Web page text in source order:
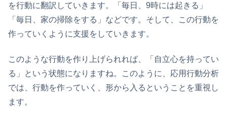
を行動に翻訳していきます。「毎日、9時には起きる」
「毎日、家の掃除をする」などです。そして、この行動を
作っていくように支援をしていきます。
このような行動を作り上げられれば、「自立心を持ってい
る」という状態になりますね。このように、応用行動分析
では、行動を作っていく、形から入るということを重視し
ます。